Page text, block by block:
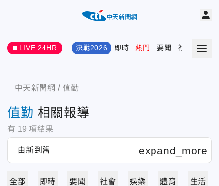
LIVE 24HR 決戰2026 即時 熱門 要聞 社會 娛樂
中天新聞網 值勤
值勤 相關報導
有 19 項結果
全部 即時 要聞 社會 娛樂 體育 生活